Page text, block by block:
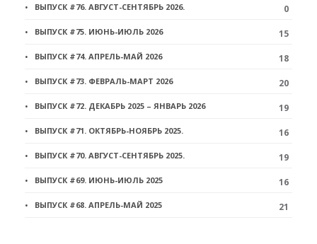
ВЫПУСК #76. АВГУСТ-СЕНТЯБРЬ 2026. 0
ВЫПУСК #75. ИЮНЬ-ИЮЛЬ 2026 15
ВЫПУСК #74. АПРЕЛЬ-МАЙ 2026 18
ВЫПУСК #73. ФЕВРАЛЬ-МАРТ 2026 20
ВЫПУСК #72. ДЕКАБРЬ 2025 – ЯНВАРЬ 2026 19
ВЫПУСК #71. ОКТЯБРЬ-НОЯБРЬ 2025. 16
ВЫПУСК #70. АВГУСТ-СЕНТЯБРЬ 2025. 19
ВЫПУСК #69. ИЮНЬ-ИЮЛЬ 2025 16
ВЫПУСК #68. АПРЕЛЬ-МАЙ 2025 21